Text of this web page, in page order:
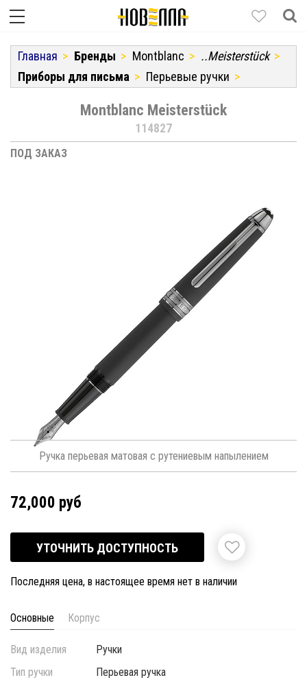
Главная Бренды Montblanc
..Meisterstück
Приборы для письма
Перьевые ручки
Montblanc Meisterstück
114827
ПОД ЗАКАЗ
Ручка перьевая матовая с рутениевым напылением
72,000 руб
УТОЧНИТЬ ДОСТУПНОСТЬ
Последняя цена, в настоящее время нет в наличии
Основные Корпус
Вид изделия
Ручки
Тип ручки
Перьевая ручка